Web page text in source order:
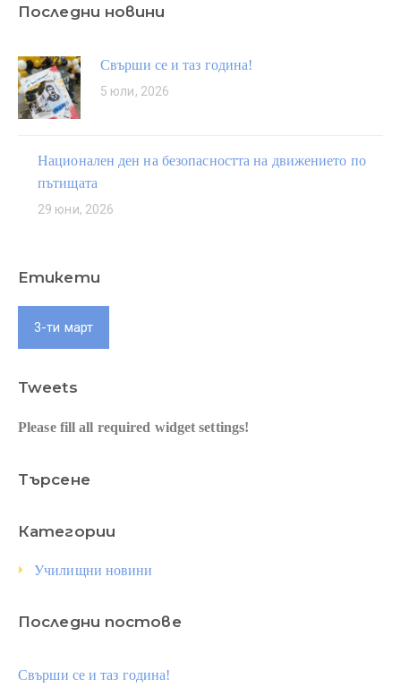
Последни новини
Свърши се и таз година!
5 юли, 2026
Национален ден на безопасността на движението по
пътищата
29 юни, 2026
Етикети
3-ти март
Tweets
Please fill all required widget settings!
Търсене
Категории
Училищни новини
Последни постове
Свърши се и таз година!